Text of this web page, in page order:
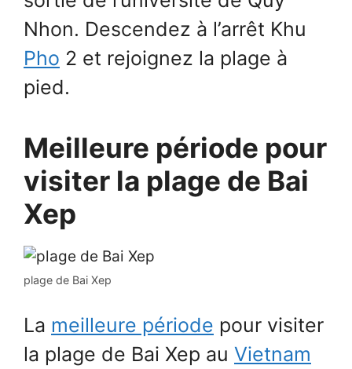
Nhon. Descendez à l’arrêt Khu
Pho 2 et rejoignez la plage à
pied.
Meilleure période pour
visiter la plage de Bai
Xep
plage de Bai Xep
La meilleure période pour visiter
la plage de Bai Xep au Vietnam